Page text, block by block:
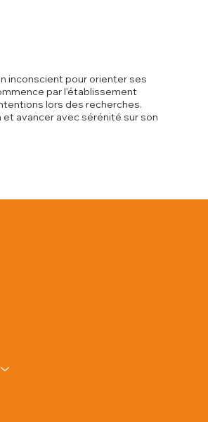
inconscient pour orienter ses
par l'établissement
lors des recherches.
avancer avec sérénité sur son